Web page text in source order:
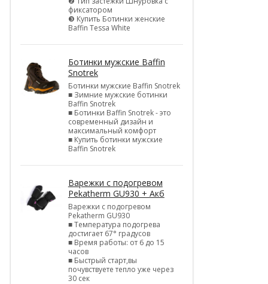
фиксатором
❸ Купить Ботинки женские
Baffin Tessa White
Ботинки мужские Baffin
Snotrek
Ботинки мужские Baffin Snotrek
■ Зимние мужские ботинки
Baffin Snotrek
■ Ботинки Baffin Snotrek - это
современный дизайн и
максимальный комфорт
■ Купить ботинки мужские
Baffin Snotrek
Варежки с подогревом
Pekatherm GU930 + Акб
Варежки с подогревом
Pekatherm GU930
■ Температура подогрева
достигает 67° градусов
■ Время работы: от 6 до 15
часов
■ Быстрый старт,вы
почувствуете тепло уже через
30 сек